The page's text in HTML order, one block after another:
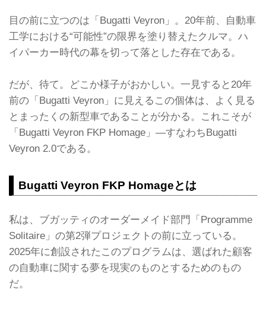
目の前に立つのは「Bugatti Veyron」。20年前、自動車
工学における“可能性”の限界を塗り替えたクルマ。ハ
イパーカー時代の幕を切って落とした存在である。
だが、待て。どこか様子がおかしい。一見すると20年
前の「Bugatti Veyron」に見えるこの個体は、よく見る
とまったくの新型車であることが分かる。これこそが
「Bugatti Veyron FKP Homage」―すなわちBugatti
Veyron 2.0である。
Bugatti Veyron FKP Homageとは
私は、ブガッティのオーダーメイド部門「Programme
Solitaire」の第2弾プロジェクトの前に立っている。
2025年に創設されたこのプログラムは、選ばれた顧客
の自動車に関する夢を現実のものとするためのもの
だ。